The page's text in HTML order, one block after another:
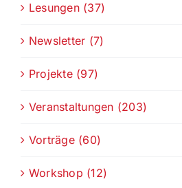
Lesungen (37)
Newsletter (7)
Projekte (97)
Veranstaltungen (203)
Vorträge (60)
Workshop (12)